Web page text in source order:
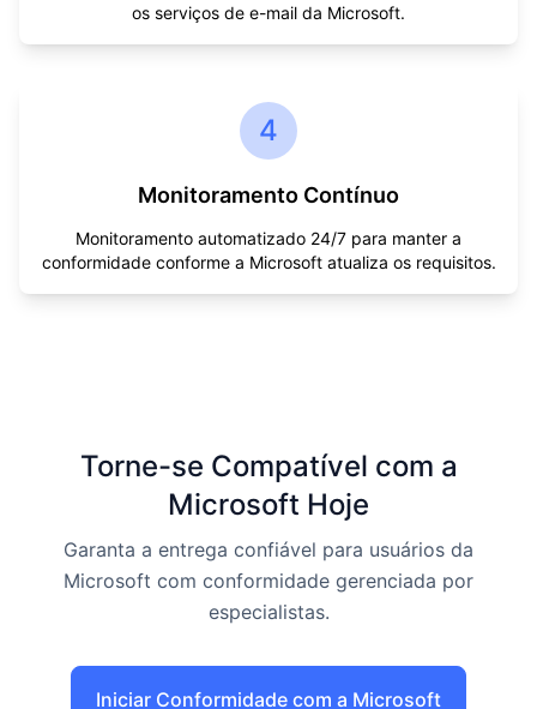
os serviços de e-mail da Microsoft.
4
Monitoramento Contínuo
Monitoramento automatizado 24/7 para manter a
conformidade conforme a Microsoft atualiza os requisitos.
Torne-se Compatível com a
Microsoft Hoje
Garanta a entrega confiável para usuários da
Microsoft com conformidade gerenciada por
especialistas.
Iniciar Conformidade com a Microsoft